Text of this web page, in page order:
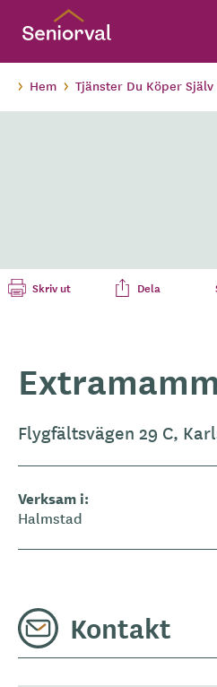
Hem Tjänster Du Köper Själv
Skriv ut Dela
Flygfältsvägen 29 C,
Verksam i
Halmstad
Kontakt